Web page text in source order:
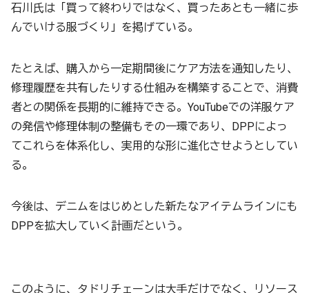
石川氏は「買って終わりではなく、買ったあとも一緒に歩
んでいける服づくり」を掲げている。
たとえば、購入から一定期間後にケア方法を通知したり、
修理履歴を共有したりする仕組みを構築することで、消費
者との関係を長期的に維持できる。YouTubeでの洋服ケア
の発信や修理体制の整備もその一環であり、DPPによっ
てこれらを体系化し、実用的な形に進化させようとしてい
る。
今後は、デニムをはじめとした新たなアイテムラインにも
DPPを拡大していく計画だという。
このように、タドリチェーンは大手だけでなく、リソース